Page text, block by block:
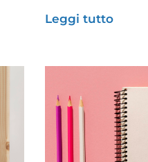
Leggi tutto